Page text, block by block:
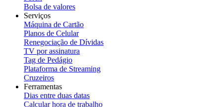
Bolsa de valores
Serviços
Máquina de Cartão
Planos de Celular
Renegociação de Dívidas
TV por assinatura
Tag de Pedágio
Plataforma de Streaming
Cruzeiros
Ferramentas
Dias entre duas datas
Calcular hora de trabalho